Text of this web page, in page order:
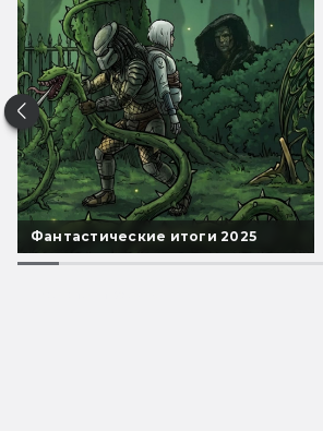
Фантастические итоги 2025